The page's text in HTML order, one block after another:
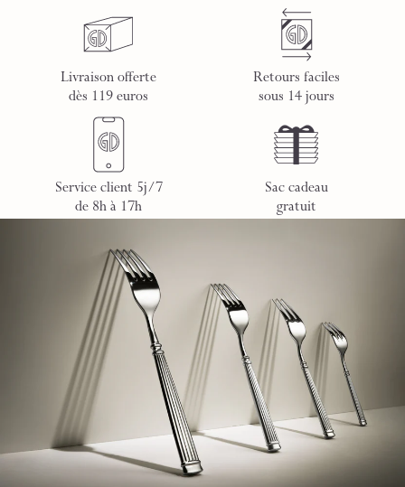
Livraison offerte
dès 119 euros
Retours faciles
sous 14 jours
Service client 5j/7
de 8h à 17h
Sac cadeau
gratuit